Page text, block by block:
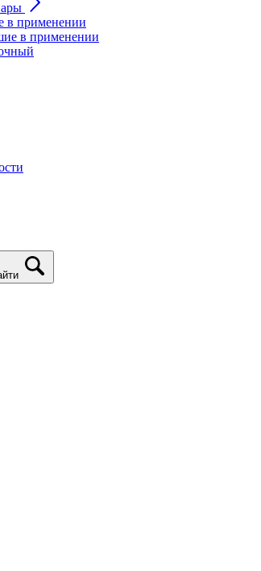
в применении
в применении